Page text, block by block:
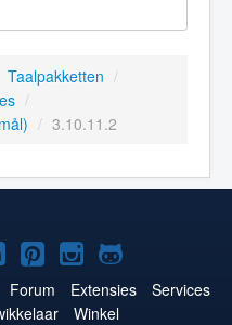
Taalpakketten /
/
/ 3.10.11.2
op
Joomla!
op
Joomla!
op
Joomla!
op
Forum Extensies
Services
Winkel